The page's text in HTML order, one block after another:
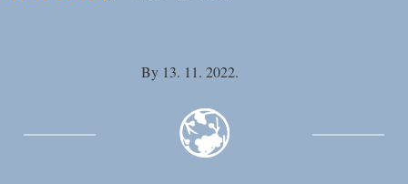
By 13. 11. 2022.